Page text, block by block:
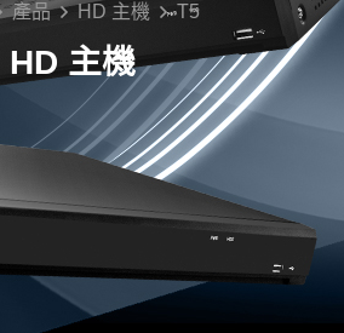
產品 HD 主機 T5
HD 主機